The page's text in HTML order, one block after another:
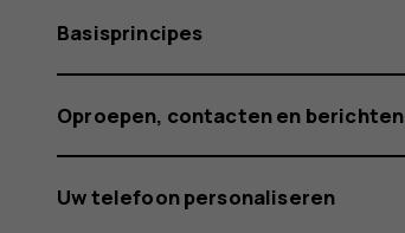
Basisprincipes
Oproepen, contacten en berichten
Uw telefoon personaliseren